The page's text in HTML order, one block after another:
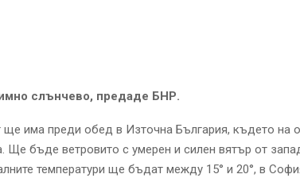
слънчево, предаде БНР.
ще има преди обед в Източна България, където на
Ще бъде ветровито с умерен и силен вятър от
температури ще бъдат между 15° и 20°, в